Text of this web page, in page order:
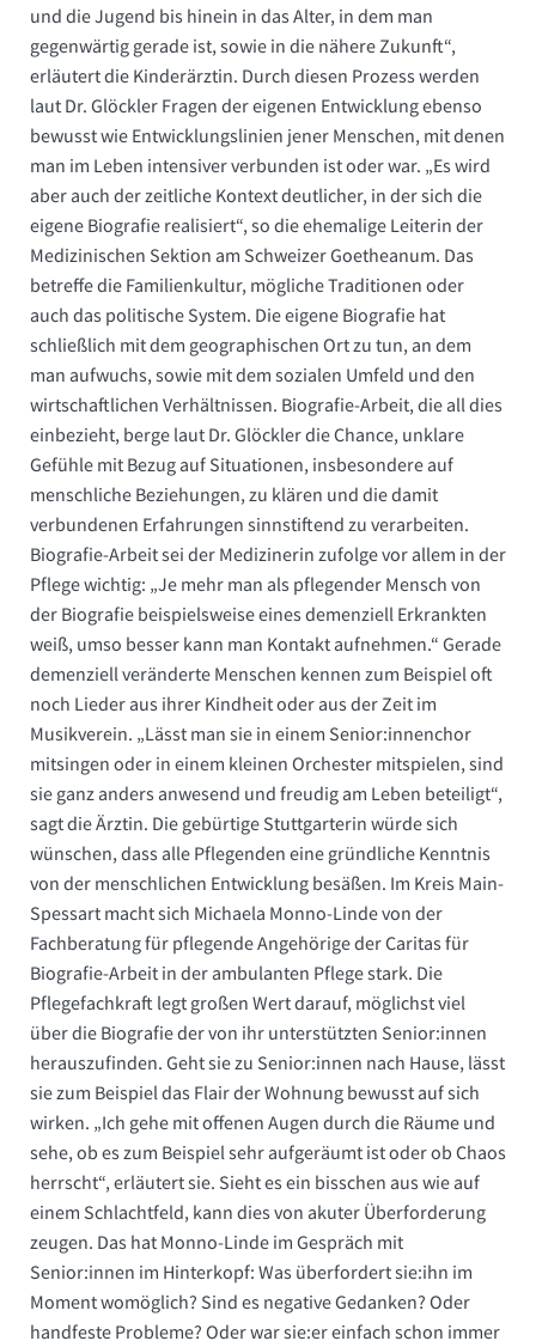
und die Jugend bis hinein in das Alter, in dem man
gegenwärtig gerade ist, sowie in die nähere Zukunft“,
erläutert die Kinderärztin. Durch diesen Prozess werden
laut Dr. Glöckler Fragen der eigenen Entwicklung ebenso
bewusst wie Entwicklungslinien jener Menschen, mit denen
man im Leben intensiver verbunden ist oder war. „Es wird
aber auch der zeitliche Kontext deutlicher, in der sich die
eigene Biografie realisiert“, so die ehemalige Leiterin der
Medizinischen Sektion am Schweizer Goetheanum. Das
betreffe die Familienkultur, mögliche Traditionen oder
auch das politische System. Die eigene Biografie hat
schließlich mit dem geographischen Ort zu tun, an dem
man aufwuchs, sowie mit dem sozialen Umfeld und den
wirtschaftlichen Verhältnissen. Biografie-Arbeit, die all dies
einbezieht, berge laut Dr. Glöckler die Chance, unklare
Gefühle mit Bezug auf Situationen, insbesondere auf
menschliche Beziehungen, zu klären und die damit
verbundenen Erfahrungen sinnstiftend zu verarbeiten.
Biografie-Arbeit sei der Medizinerin zufolge vor allem in der
Pflege wichtig: „Je mehr man als pflegender Mensch von
der Biografie beispielsweise eines demenziell Erkrankten
weiß, umso besser kann man Kontakt aufnehmen.“ Gerade
demenziell veränderte Menschen kennen zum Beispiel oft
noch Lieder aus ihrer Kindheit oder aus der Zeit im
Musikverein. „Lässt man sie in einem Senior:innenchor
mitsingen oder in einem kleinen Orchester mitspielen, sind
sie ganz anders anwesend und freudig am Leben beteiligt“,
sagt die Ärztin. Die gebürtige Stuttgarterin würde sich
wünschen, dass alle Pflegenden eine gründliche Kenntnis
von der menschlichen Entwicklung besäßen. Im Kreis Main-
Spessart macht sich Michaela Monno-Linde von der
Fachberatung für pflegende Angehörige der Caritas für
Biografie-Arbeit in der ambulanten Pflege stark. Die
Pflegefachkraft legt großen Wert darauf, möglichst viel
über die Biografie der von ihr unterstützten Senior:innen
herauszufinden. Geht sie zu Senior:innen nach Hause, lässt
sie zum Beispiel das Flair der Wohnung bewusst auf sich
wirken. „Ich gehe mit offenen Augen durch die Räume und
sehe, ob es zum Beispiel sehr aufgeräumt ist oder ob Chaos
herrscht“, erläutert sie. Sieht es ein bisschen aus wie auf
einem Schlachtfeld, kann dies von akuter Überforderung
zeugen. Das hat Monno-Linde im Gespräch mit
Senior:innen im Hinterkopf: Was überfordert sie:ihn im
Moment womöglich? Sind es negative Gedanken? Oder
handfeste Probleme? Oder war sie:er einfach schon immer